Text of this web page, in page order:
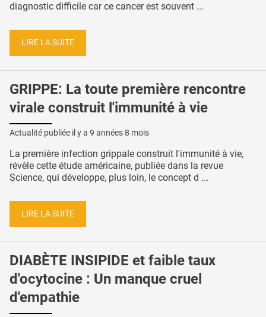
diagnostic difficile car ce cancer est souvent ...
LIRE LA SUITE
GRIPPE: La toute première rencontre
virale construit l'immunité à vie
Actualité publiée il y a 9 années 8 mois
La première infection grippale construit l'immunité à vie,
révèle cette étude américaine, publiée dans la revue
Science, qui développe, plus loin, le concept d ...
LIRE LA SUITE
DIABÈTE INSIPIDE et faible taux
d'ocytocine : Un manque cruel
d'empathie